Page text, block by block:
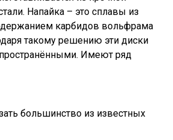
Напайка – это сплавы из
карбидов вольфрама
такому решению эти диски
Имеют ряд
большинство из известных